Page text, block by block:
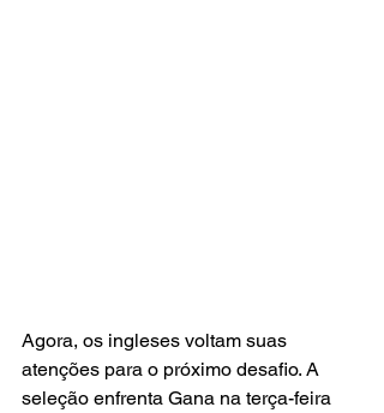
Agora, os ingleses voltam suas
atenções para o próximo desafio. A
seleção enfrenta Gana na terça-feira